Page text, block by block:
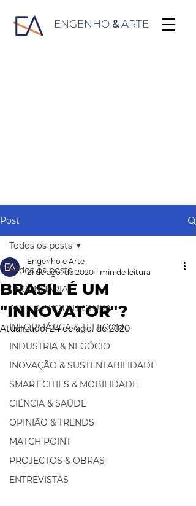
ENGENHO &ARTE
Post
Todos os posts
ENGENHARIA
ARTE & ARQUITECTURA
INFORMÁTICA & TELECOM
INDUSTRIA & NEGÓCIO
INOVAÇÃO & SUSTENTABILIDADE
SMART CITIES & MOBILIDADE
CIÊNCIA & SAÚDE
OPINIÃO & TRENDS
MATCH POINT
PROJECTOS & OBRAS
ENTREVISTAS
Todos os posts
BRASIL É UM
"INNOVATOR"?
Engenho e Arte
21 de ago. de 2020 1 min de leitura
Atualizado:24 de ago. de 2020